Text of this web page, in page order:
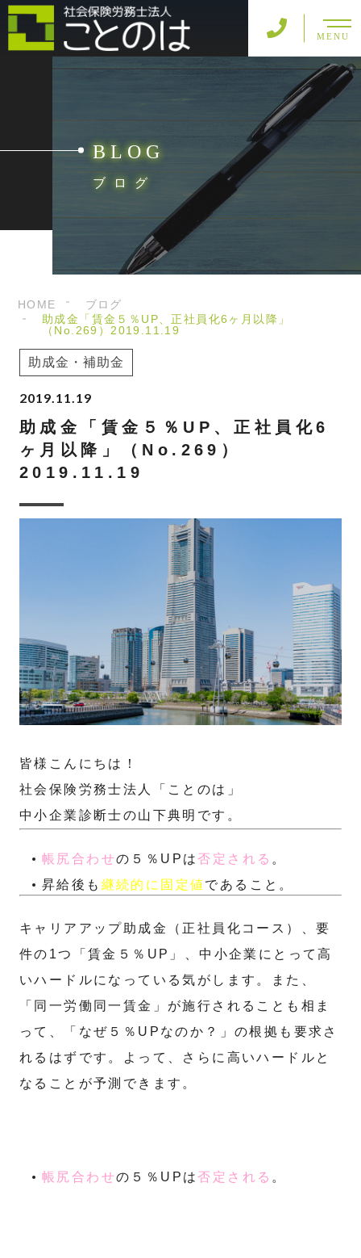
MENU
BLOG
ブログ
HOME
ブログ
助成金「賃金５％UP、正社員化6ヶ月以降」
（No.269）2019.11.19
助成金・補助金
2019.11.19
助成金「賃金５％UP、正社員化6
ヶ月以降」（No.269）
2019.11.19
皆様こんにちは！
社会保険労務士法人「ことのは」
中小企業診断士の山下典明です。
帳尻合わせの５％UPは否定される 。
昇給後も 継続的に固定値 であること。
キャリアアップ助成金（正社員化コース）、要
件の1つ「賃金５％UP」、中小企業にとって高
いハードルになっている気がします。また、
「同一労働同一賃金」が施行されることも相ま
って、「なぜ５％UPなのか？」の根拠も要求さ
れるはずです。よって、さらに高いハードルと
なることが予測できます。
帳尻合わせの５％UPは否定される 。